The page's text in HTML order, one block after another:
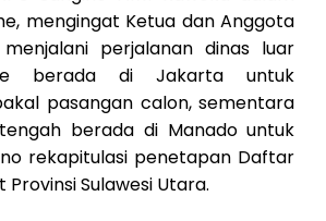
mengingat Ketua dan Anggota
perjalanan dinas luar
berada di Jakarta untuk
pasangan calon, sementara
berada di Manado untuk
rekapitulasi penetapan Daftar
Sulawesi Utara.